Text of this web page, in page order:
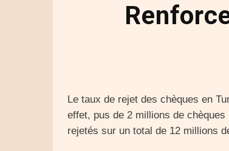
Le taux de rejet des chèques en
effet, pus de 2 millions de
rejetés sur un total de 12 millions